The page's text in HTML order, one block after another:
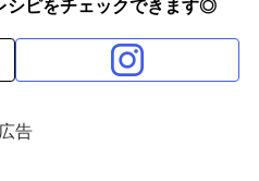
シピをチェックできます◎
広告